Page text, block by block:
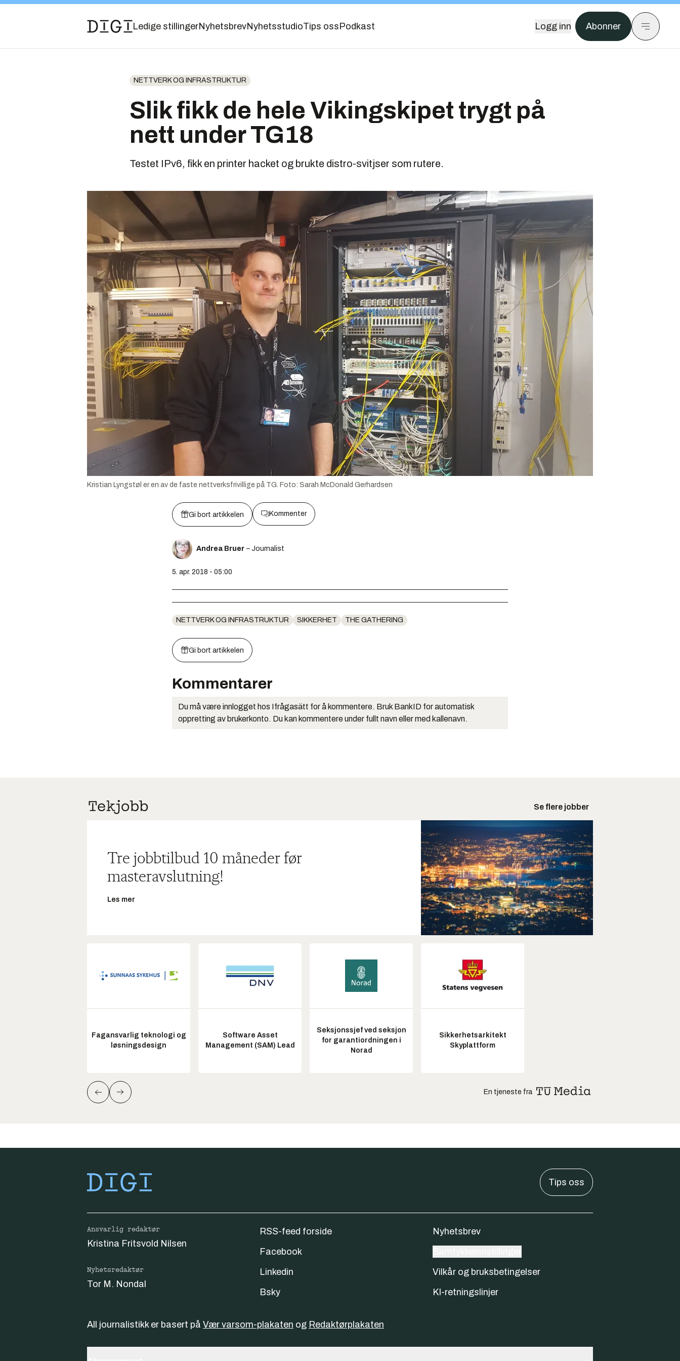
Ledige stillingerNyhetsbrevNyhetsstudioTips oss Podkast Logg inn Abonner
NETTVERK OG INFRASTRUKTUR
Slik fikk de hele Vikingskipet trygt på
nett under TG18
Testet IPv6, fikk en printer hacket og brukte distro-svitjser som rutere.
Kristian Lyngstøl er en av de faste nettverksfrivillige på TG. Foto: Sarah McDonald Gerhardsen
Gi bort artikkelen Kommenter
Andrea Bruer – Journalist
5. apr. 2018 - 05:00
NETTVERK OG INFRASTRUKTUR SIKKERHET THE GATHERING
Gi bort artikkelen
Kommentarer
Du må være innlogget hos Ifrågasätt for å kommentere. Bruk BankID for automatisk
oppretting av brukerkonto. Du kan kommentere under fullt navn eller med kallenavn.
Se flere jobber
Tre jobbtilbud 10 måneder før
masteravslutning!
Les mer
Fagansvarlig teknologi og
løsningsdesign
Software Asset
Management (SAM) Lead
Seksjonssjef ved seksjon
for garantiordningen i
Norad
Sikkerhetsarkitekt
Skyplattform
En tjeneste fra
Tips oss
Ansvarlig redaktør
Kristina Fritsvold Nilsen
Nyhetsredaktør
Tor M. Nondal
RSS-feed forside
Facebook
Linkedin
Bsky
Nyhetsbrev
Vilkår og bruksbetingelser
KI-retningslinjer
All journalistikk er basert på Vær varsom-plakaten og Redaktørplakaten